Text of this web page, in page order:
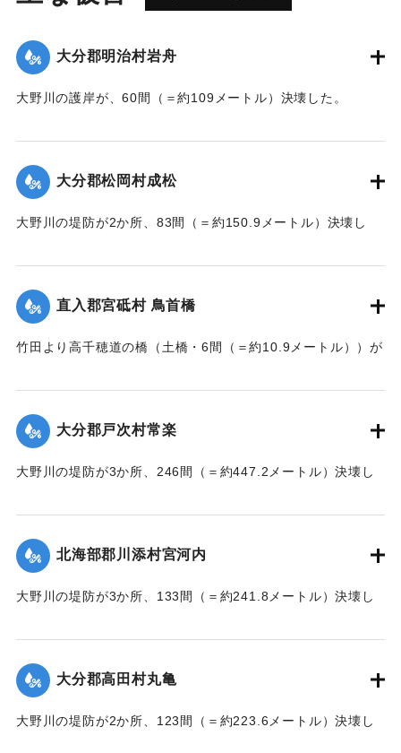
大分郡明治村岩舟
大野川の護岸が、60間（＝約109メートル）決壊した。
｜固有コード:
大分郡松岡村成松
大野川の堤防が2か所、83間（＝約150.9メートル）決壊し
｜固有コード: 002680208
直入郡宮砥村 鳥首橋
竹田より高千穂道の橋（土橋・6間（＝約10.9メートル））が
｜固有コード: 002680202
大分郡戸次村常楽
大野川の堤防が3か所、246間（＝約447.2メートル）決壊し
｜固有コード: 002680204
北海部郡川添村宮河内
大野川の堤防が3か所、133間（＝約241.8メートル）決壊し
｜固有コード: 002680205
大分郡高田村丸亀
大野川の堤防が2か所、123間（＝約223.6メートル）決壊し